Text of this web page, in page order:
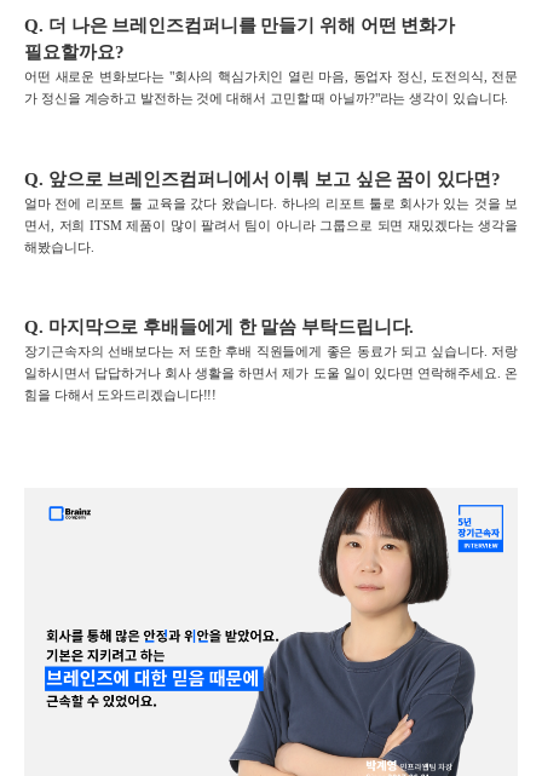
Q. 더 나은 브레인즈컴퍼니를 만들기 위해 어떤 변화가
필요할까요?
어떤 새로운 변화보다는 "회사의 핵심가치인 열린 마음, 동업자 정신, 도전의식, 전문
가 정신을 계승하고 발전하는 것에 대해서 고민할 때 아닐까?"라는 생각이 있습니다.
Q. 앞으로 브레인즈컴퍼니에서 이뤄 보고 싶은 꿈이 있다면 ?
얼마 전에 리포트 툴 교육을 갔다 왔습니다. 하나의 리포트 툴로 회사가 있는 것을 보
면서, 저희 ITSM 제품이 많이 팔려서 팀이 아니라 그룹으로 되면 재밌겠다는 생각을
해봤습니다.
Q. 마지막으로 후배들에게 한 말씀 부탁드립니다.
장기근속자의 선배보다는 저 또한 후배 직원들에게 좋은 동료가 되고 싶습니다. 저랑
일하시면서 답답하거나 회사 생활을 하면서 제가 도울 일이 있다면 연락해주세요. 온
힘을 다해서 도와드리겠습니다!!!